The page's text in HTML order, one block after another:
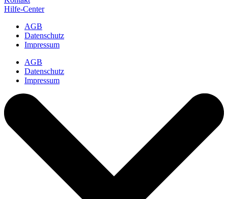
Hilfe-Center
AGB
Datenschutz
Impressum
AGB
Datenschutz
Impressum